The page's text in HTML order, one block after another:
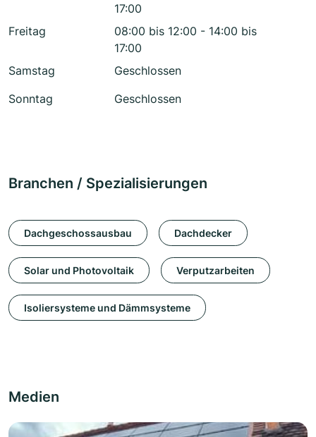
17:00
Freitag
08:00 bis 12:00 - 14:00 bis
17:00
Samstag
Geschlossen
Sonntag
Geschlossen
Branchen / Spezialisierungen
Dachgeschossausbau Dachdecker
Solar und Photovoltaik Verputzarbeiten
Isoliersysteme und Dämmsysteme
Medien